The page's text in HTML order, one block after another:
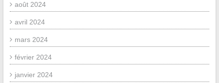
août 2024
avril 2024
mars 2024
février 2024
janvier 2024